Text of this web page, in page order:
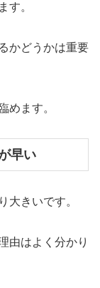
す。
かどうかは重要
めます。
早い
大きいです。
由はよく分かり